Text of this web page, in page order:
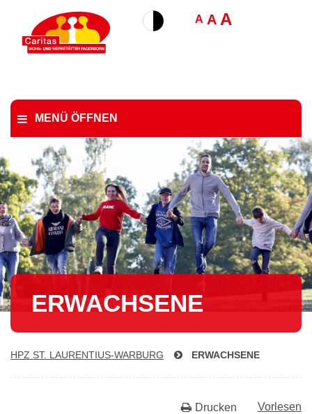
A A A
MENÜ ÖFFNEN
ERWACHSENE
HPZ ST. LAU­REN­TI­US-WAR­BURG ERWACHSENE
Vorlesen
Drucken